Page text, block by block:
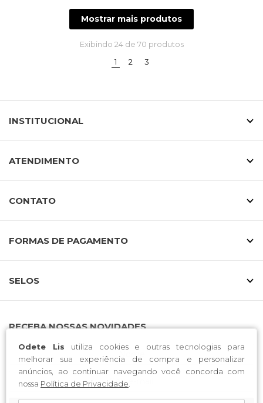
Odete Lis utiliza cookies e outras tecnologias para
melhorar sua experiência de compra e personalizar
anúncios, ao continuar navegando você concorda com
nossa Política de Privacidade
Mostrar mais produtos
Exibindo 24de 70 produtos
1(current)
2 3
INSTITUCIONAL
ATENDIMENTO
CONTATO
FORMAS DE PAGAMENTO
SELOS
RECEBA NOSSAS NOVIDADES